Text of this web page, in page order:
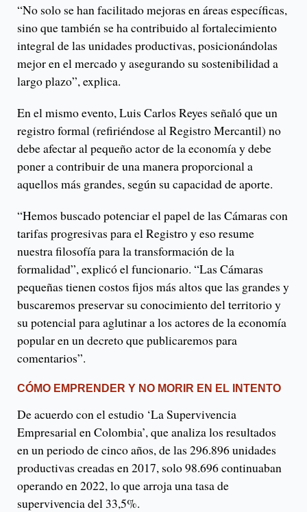
“No solo se han facilitado mejoras en áreas específicas,
sino que también se ha contribuido al fortalecimiento
integral de las unidades productivas, posicionándolas
mejor en el mercado y asegurando su sostenibilidad a
largo plazo”, explica.
En el mismo evento, Luis Carlos Reyes señaló que un
registro formal (refiriéndose al Registro Mercantil) no
debe afectar al pequeño actor de la economía y debe
poner a contribuir de una manera proporcional a
aquellos más grandes, según su capacidad de aporte.
“Hemos buscado potenciar el papel de las Cámaras con
tarifas progresivas para el Registro y eso resume
nuestra filosofía para la transformación de la
formalidad”, explicó el funcionario. “Las Cámaras
pequeñas tienen costos fijos más altos que las grandes y
buscaremos preservar su conocimiento del territorio y
su potencial para aglutinar a los actores de la economía
popular en un decreto que publicaremos para
comentarios”.
CÓMO EMPRENDER Y NO MORIR EN EL INTENTO
De acuerdo con el estudio ‘La Supervivencia
Empresarial en Colombia’, que analiza los resultados
en un periodo de cinco años, de las 296.896 unidades
productivas creadas en 2017, solo 98.696 continuaban
operando en 2022, lo que arroja una tasa de
supervivencia del 33,5%.